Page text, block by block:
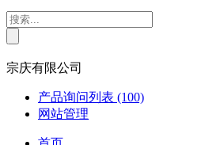
宗庆有限公司
产品询问列表 (100)
网站管理